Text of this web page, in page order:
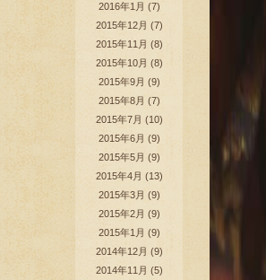
2016年1月 (7)
2015年12月 (7)
2015年11月 (8)
2015年10月 (8)
2015年9月 (9)
2015年8月 (7)
2015年7月 (10)
2015年6月 (9)
2015年5月 (9)
2015年4月 (13)
2015年3月 (9)
2015年2月 (9)
2015年1月 (9)
2014年12月 (9)
2014年11月 (5)